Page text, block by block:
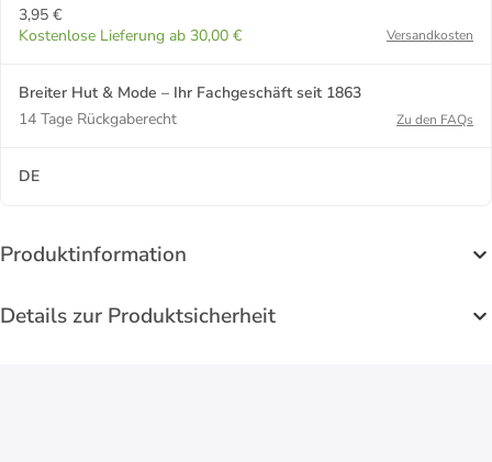
3,95 €
Kostenlose Lieferung ab 30,00 €
Versandkosten
Breiter Hut & Mode – Ihr Fachgeschäft seit 1863
14 Tage Rückgaberecht
Zu den FAQs
DE
Produktinformation
Details zur Produktsicherheit